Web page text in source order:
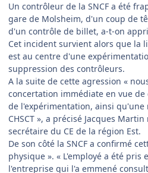
Un contrôleur de la SNCF a été
gare de Molsheim, d'un coup de
d'un contrôle de billet, a-t-on
Cet incident survient alors que la
est au centre d'une
suppression des contrôleurs.
A la suite de cette agression «
concertation immédiate en vue
de l'expérimentation, ainsi
CHSCT », a précisé Jacques
secrétaire du CE de la région Est.
De son côté la SNCF a confirmé
physique ». « L'employé a été
l'entreprise qui l'a emmené